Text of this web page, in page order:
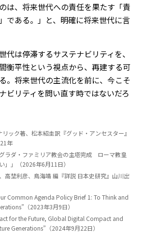
は、将来世代への責任を果たす「責
である。」と、明確に将来世代に言
代は停滞するサステナビリティを、
衡平性という視点から、再建する可
。将来世代の主流化を前に、今こそ
ビリティを問い直す時ではないだろ
ック著、松本紹圭訳『グッド・アンセスター』
年
ラダ・ファミリア教会の主塔完成 ローマ教皇
」」（2026年6月11日）
高埜利彦、鳥海靖 編『詳説 日本史研究』山川出
Common Agenda Policy Brief 1: To Think and
（2023年3月9日）
for the Future, Global Digital Compact and
Generations”（2024年9月22日）